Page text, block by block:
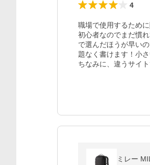
4
職場で使用するために
初心者なのでまだ慣
で選んだほうが早い
題なく書けます！小
ちなみに、違うサイ
ミレー